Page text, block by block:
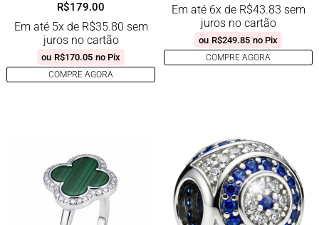
R$179.00
Em até 5x de R$35.80 sem
juros no cartão
ou R$170.05 no Pix
COMPRE AGORA
Em até 6x de R$43.83 sem
juros no cartão
ou R$249.85 no Pix
COMPRE AGORA